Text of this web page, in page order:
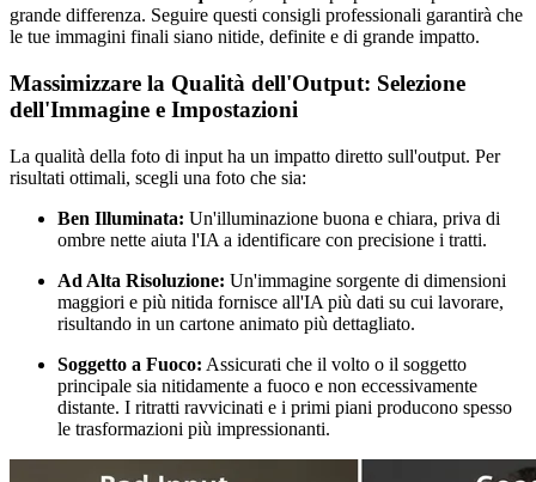
grande differenza. Seguire questi consigli professionali garantirà che
le tue immagini finali siano nitide, definite e di grande impatto.
Massimizzare la Qualità dell'Output: Selezione
dell'Immagine e Impostazioni
La qualità della foto di input ha un impatto diretto sull'output. Per
risultati ottimali, scegli una foto che sia:
Ben Illuminata: Un'illuminazione buona e chiara, priva di
ombre nette aiuta l'IA a identificare con precisione i tratti.
Ad Alta Risoluzione: Un'immagine sorgente di dimensioni
maggiori e più nitida fornisce all'IA più dati su cui lavorare,
risultando in un cartone animato più dettagliato.
Soggetto a Fuoco: Assicurati che il volto o il soggetto
principale sia nitidamente a fuoco e non eccessivamente
distante. I ritratti ravvicinati e i primi piani producono spesso
le trasformazioni più impressionanti.